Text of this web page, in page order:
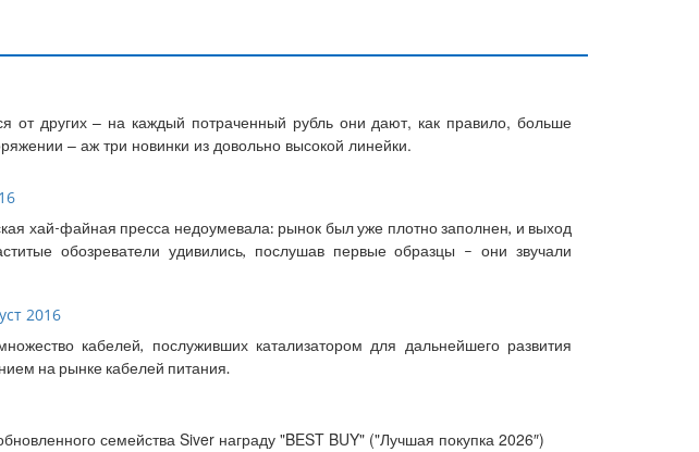
от других – на каждый потраченный рубль они дают, как правило, больше
– аж три новинки из довольно высокой линейки.
хай-файная пресса недоумевала: рынок был уже плотно заполнен, и выход
обозреватели удивились, послушав первые образцы – они звучали
2016
кабелей, послуживших катализатором для дальнейшего развития
на рынке кабелей питания.
семейства Siver награду "BEST BUY" ("Лучшая покупка 2026″)